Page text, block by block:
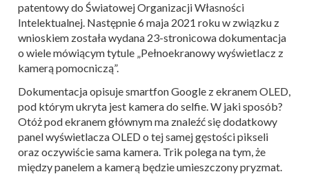
patentowy do Światowej Organizacji Własności
Intelektualnej. Następnie 6 maja 2021 roku w związku z
wnioskiem została wydana 23-stronicowa dokumentacja
o wiele mówiącym tytule „Pełnoekranowy wyświetlacz z
kamerą pomocniczą”.
Dokumentacja opisuje smartfon Google z ekranem OLED,
pod którym ukryta jest kamera do selfie. W jaki sposób?
Otóż pod ekranem głównym ma znaleźć się dodatkowy
panel wyświetlacza OLED o tej samej gęstości pikseli
oraz oczywiście sama kamera. Trik polega na tym, że
między panelem a kamerą będzie umieszczony pryzmat.